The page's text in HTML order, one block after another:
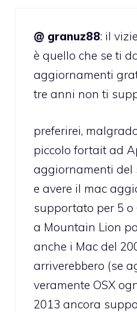
@ granuz88: il
è quello che se ti
aggiornamenti
tre anni non ti
preferirei,
piccolo fortait ad
aggiornamenti del
e avere il mac
supportato per 5 o
a Mountain Lion
anche i Mac del
arriverebbero (se
veramente OSX
2013 ancora